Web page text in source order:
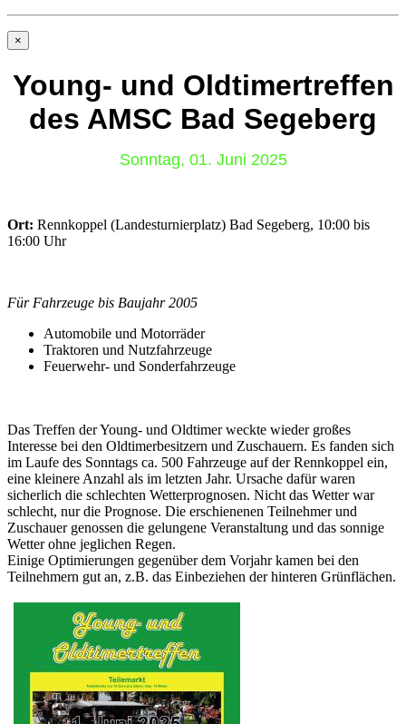
×
Young- und Oldtimertreffen
des AMSC Bad Segeberg
Sonntag, 01. Juni 2025
Ort: Rennkoppel (Landesturnierplatz) Bad Segeberg, 10:00 bis
16:00 Uhr
Für Fahrzeuge bis Baujahr 2005
Automobile und Motorräder
Traktoren und Nutzfahrzeuge
Feuerwehr- und Sonderfahrzeuge
Das Treffen der Young- und Oldtimer weckte wieder großes
Interesse bei den Oldtimerbesitzern und Zuschauern. Es fanden sich
im Laufe des Sonntags ca. 500 Fahrzeuge auf der Rennkoppel ein,
eine kleinere Anzahl als im letzten Jahr. Ursache dafür waren
sicherlich die schlechten Wetterprognosen. Nicht das Wetter war
schlecht, nur die Prognose. Die erschienenen Teilnehmer und
Zuschauer genossen die gelungene Veranstaltung und das sonnige
Wetter ohne jeglichen Regen.
Einige Optimierungen gegenüber dem Vorjahr kamen bei den
Teilnehmern gut an, z.B. das Einbeziehen der hinteren Grünflächen.